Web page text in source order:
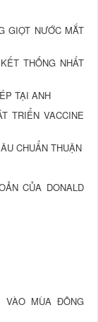
GIỌT NƯỚC MẮT
THỐNG NHẤT
TẠI ANH
TRIỂN VACCINE
CHUẨN THUẬN
CỦA DONALD
VÀO MÙA ĐÔNG